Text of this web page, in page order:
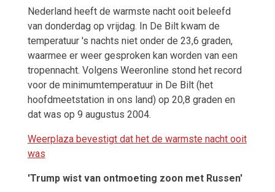
Nederland heeft de warmste nacht ooit beleefd
van donderdag op vrijdag. In De Bilt kwam de
temperatuur 's nachts niet onder de 23,6 graden,
waarmee er weer gesproken kan worden van een
tropennacht. Volgens Weeronline stond het record
voor de minimumtemperatuur in De Bilt (het
hoofdmeetstation in ons land) op 20,8 graden en
dat was op 9 augustus 2004.
Weerplaza bevestigt dat het de warmste nacht ooit
was
'Trump wist van ontmoeting zoon met Russen'